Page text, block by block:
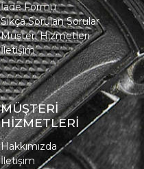
İade Formu
Sıkça Sorulan Sorular
Müşteri Hizmetleri
İletişim
MÜŞTERİ
HİZMETLERİ
Hakkımızda
İletişim